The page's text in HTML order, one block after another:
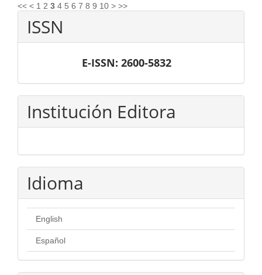
<< < 1 2 3 4 5 6 7 8 9 10 > >>
ISSN
E-ISSN: 2600-5832
Institución Editora
Idioma
English
Español